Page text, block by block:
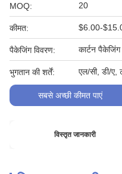
MOQ: 20
कीमत: $6.00-
पैकेजिंग विवरण: कार्टन पैकेजिंग
भुगतान की शर्तें: एल/सी, डी/ए,
सबसे अच्छी कीमत पाएं
विस्तृत जानकारी